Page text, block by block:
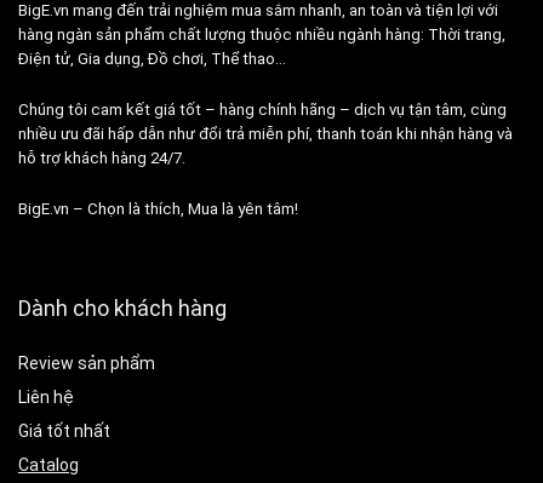
BigE.vn mang đến trải nghiệm mua sắm nhanh, an toàn và tiện lợi với
hàng ngàn sản phẩm chất lượng thuộc nhiều ngành hàng: Thời trang,
Điện tử, Gia dụng, Đồ chơi, Thể thao…
Chúng tôi cam kết giá tốt – hàng chính hãng – dịch vụ tận tâm, cùng
nhiều ưu đãi hấp dẫn như đổi trả miễn phí, thanh toán khi nhận hàng và
hỗ trợ khách hàng 24/7.
BigE.vn – Chọn là thích, Mua là yên tâm!
Dành cho khách hàng
Review sản phẩm
Liên hệ
Giá tốt nhất
Catalog